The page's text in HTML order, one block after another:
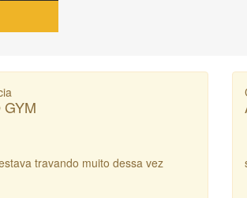
GYM
travando muito dessa vez